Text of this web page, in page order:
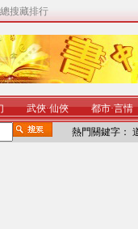
總搜藏排行
武俠·仙俠 都市·言情
熱門關鍵字：